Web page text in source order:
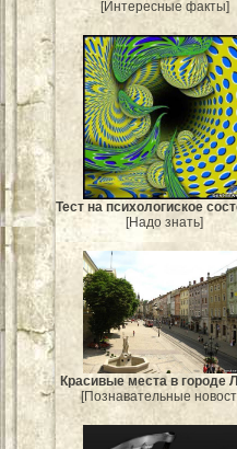
[Интересные факты]
Тест на психологиское
[Надо знать]
Красивые места в городе
[Познавательные